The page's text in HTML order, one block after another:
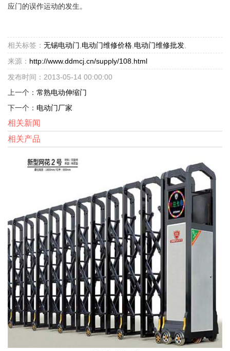
应门的误作运动的发生。
相关标签： 无锡电动门 电动门维修价格 电动门维修批发
来源： http://www.ddmcj.cn/supply/108.html
发布时间：2013-05-14 00:00:00
上一个： 常熟电动伸缩门
下一个： 电动门厂家
相关新闻
相关产品